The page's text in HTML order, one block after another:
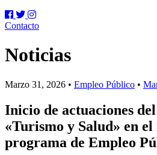
Contacto
Noticias
Marzo 31, 2026 • Empleo Público •
Inicio de actuaciones
«Turismo y Salud» en
programa de Empleo